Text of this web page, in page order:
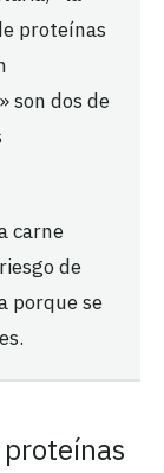
proteínas
son dos de
carne
de
porque se